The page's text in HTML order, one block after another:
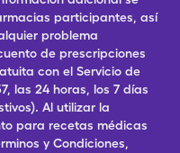
participantes, así
problema
de prescripciones
con el Servicio de
las 24 horas, los 7 días
Al utilizar la
para recetas médicas
y Condiciones,